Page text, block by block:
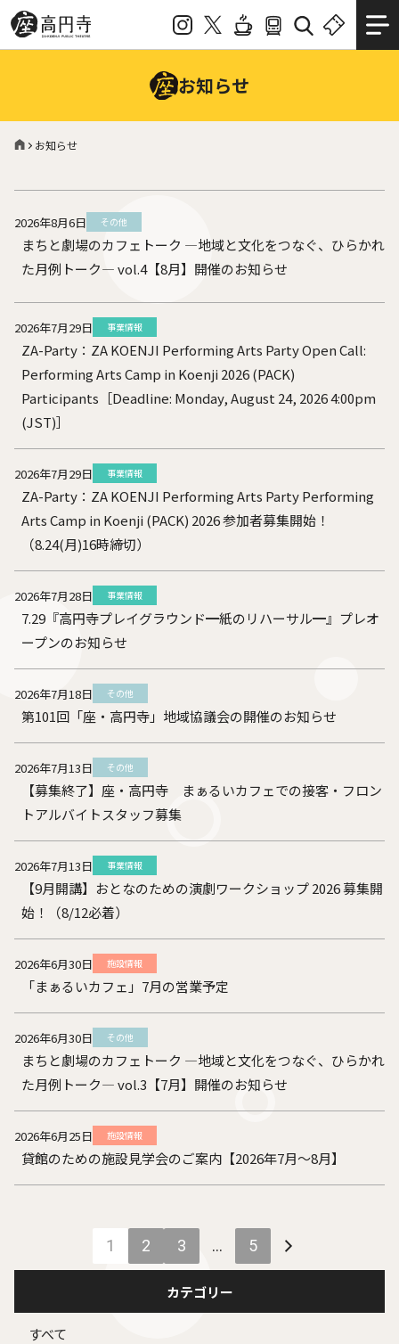
お知らせ
お知らせ
2026年8月6日 その他
まちと劇場のカフェトーク ―地域と文化をつなぐ、ひらかれ
た月例トーク― vol.4【8月】開催のお知らせ
2026年7月29日 事業情報
ZA-Party：ZA KOENJI Performing Arts Party Open Call:
Performing Arts Camp in Koenji 2026 (PACK)
Participants［Deadline: Monday, August 24, 2026 4:00pm
(JST)］
2026年7月29日 事業情報
ZA-Party：ZA KOENJI Performing Arts Party Performing
Arts Camp in Koenji (PACK) 2026 参加者募集開始！
（8.24(月)16時締切）
2026年7月28日 事業情報
7.29『高円寺プレイグラウンド━紙のリハーサル━』プレオ
ープンのお知らせ
2026年7月18日 その他
第101回「座・高円寺」地域協議会の開催のお知らせ
2026年7月13日 その他
【募集終了】座・高円寺 まぁるいカフェでの接客・フロン
トアルバイトスタッフ募集
2026年7月13日 事業情報
【9月開講】おとなのための演劇ワークショップ 2026 募集開
始！（8/12必着）
2026年6月30日 施設情報
「まぁるいカフェ」7月の営業予定
2026年6月30日 その他
まちと劇場のカフェトーク ―地域と文化をつなぐ、ひらかれ
た月例トーク― vol.3【7月】開催のお知らせ
2026年6月25日 施設情報
貸館のための施設見学会のご案内【2026年7月～8月】
1 2 3 … 5
カテゴリー
すべて